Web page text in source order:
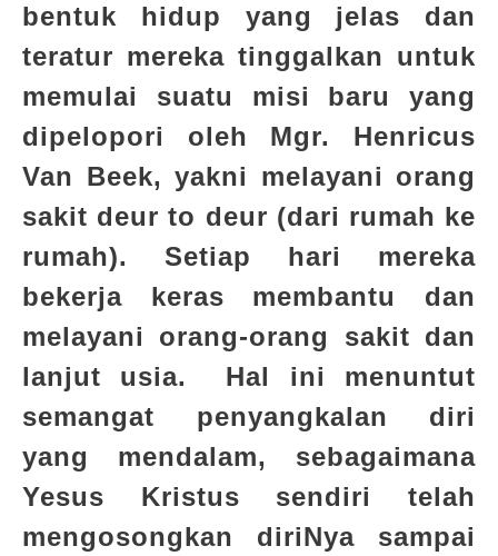
bentuk hidup yang jelas dan
teratur mereka tinggalkan untuk
memulai suatu misi baru yang
dipelopori oleh Mgr. Henricus
Van Beek, yakni melayani orang
sakit deur to deur (dari rumah ke
rumah). Setiap hari mereka
bekerja keras membantu dan
melayani orang-orang sakit dan
lanjut usia. Hal ini menuntut
semangat penyangkalan diri
yang mendalam, sebagaimana
Yesus Kristus sendiri telah
mengosongkan diriNya sampai